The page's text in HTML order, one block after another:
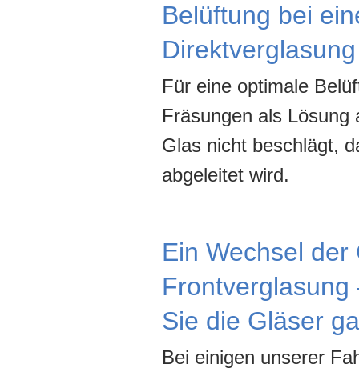
Belüftung bei
Direktverglasung
Für eine optimale
Fräsungen als
Glas nicht beschlägt,
abgeleitet wird.
Ein Wechsel
Sie die Gläser
Bei einigen unserer